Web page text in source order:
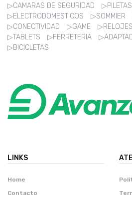
▷CAMARAS DE SEGURIDAD
▷PILETAS
▷ELECTRODOMESTICOS
▷SOMMIER
▷CONECTIVIDAD
▷GAME
▷TABLETS
▷FERRETERIA
▷BICICLETAS
LINKS
Home
Contacto